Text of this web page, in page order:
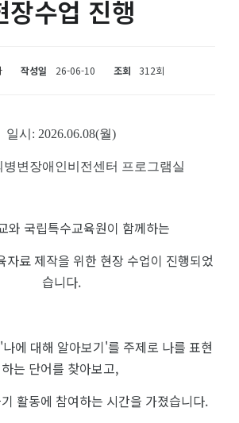
장수업 진행
작성일 26-06-10 조회 312회
일시 : 2026.06.08(월)
병변장애인비전센터 프로그램실
와 국립특수교육원이 함께하는
자료 제작을 위한 현장 수업이 진행되었
습니다.
에 대해 알아보기'를 주제로 나를 표현
하는 단어를 찾아보고,
활동에 참여하는 시간을 가졌습니다.